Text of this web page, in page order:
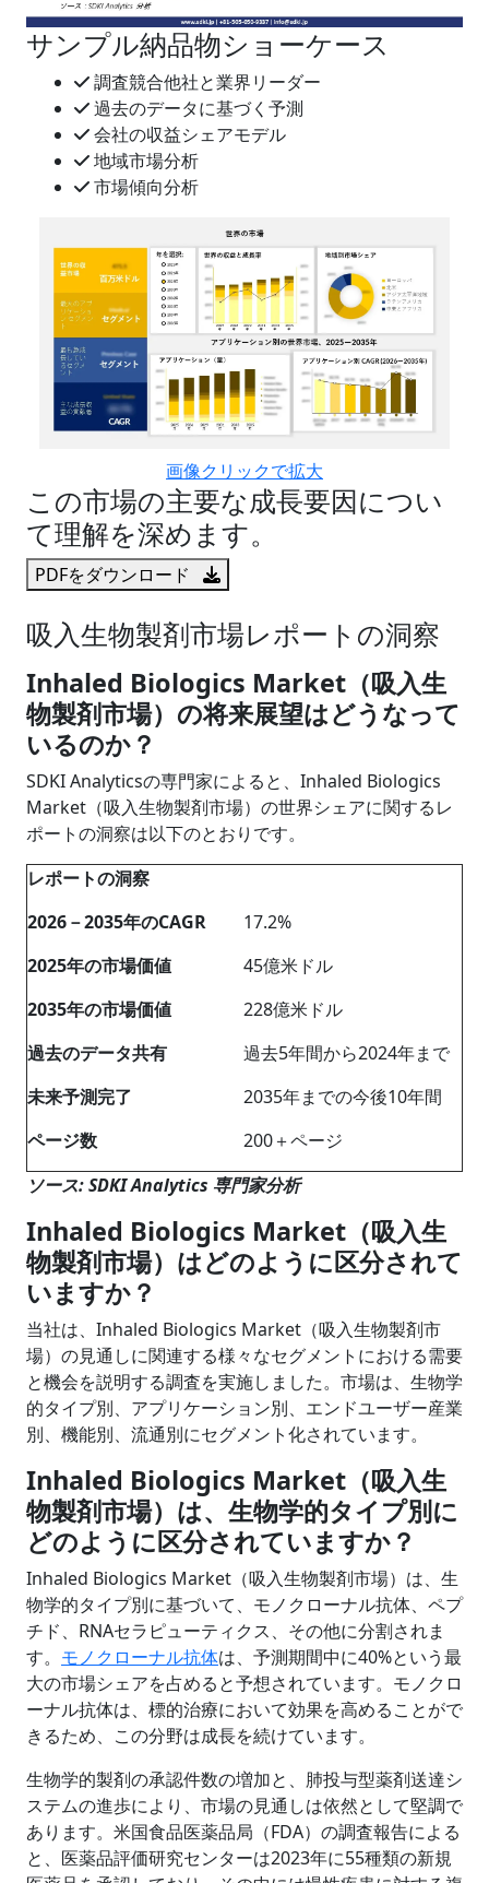
サンプル納品物ショーケース
調査競合他社と業界リーダー
過去のデータに基づく予測
会社の収益シェアモデル
地域市場分析
市場傾向分析
画像クリックで拡大
この市場の主要な成長要因につい
て理解を深めます。
PDFをダウンロード
吸入生物製剤市場レポートの洞察
Inhaled Biologics Market（吸入生
物製剤市場）の将来展望はどうなって
いるのか？
SDKI Analyticsの専門家によると、Inhaled Biologics
Market（吸入生物製剤市場）の世界シェアに関するレ
ポートの洞察は以下のとおりです。
レポートの洞察
2026－2035年のCAGR
17.2%
2025年の市場価値
45億米ドル
2035年の市場価値
228億米ドル
過去のデータ共有
過去5年間から2024年まで
未来予測完了
2035年までの今後10年間
ページ数
200＋ページ
ソース: SDKI Analytics 専門家分析
Inhaled Biologics Market（吸入生
物製剤市場）はどのように区分されて
いますか？
当社は、Inhaled Biologics Market（吸入生物製剤市
場）の見通しに関連する様々なセグメントにおける需要
と機会を説明する調査を実施しました。市場は、生物学
的タイプ別、アプリケーション別、エンドユーザー産業
別、機能別、流通別にセグメント化されています。
Inhaled Biologics Market（吸入生
物製剤市場）は、生物学的タイプ別に
どのように区分されていますか？
Inhaled Biologics Market（吸入生物製剤市場）は、生
物学的タイプ別に基づいて、モノクローナル抗体、ペプ
チド、RNAセラピューティクス、その他に分割されま
す。 モノクローナル抗体は、予測期間中に40%という最
大の市場シェアを占めると予想されています。モノクロ
ーナル抗体は、標的治療において効果を高めることがで
きるため、この分野は成長を続けています。
生物学的製剤の承認件数の増加と、肺投与型薬剤送達シ
ステムの進歩により、市場の見通しは依然として堅調で
あります。米国食品医薬品局（FDA）の調査報告による
と、医薬品評価研究センターは2023年に55種類の新規